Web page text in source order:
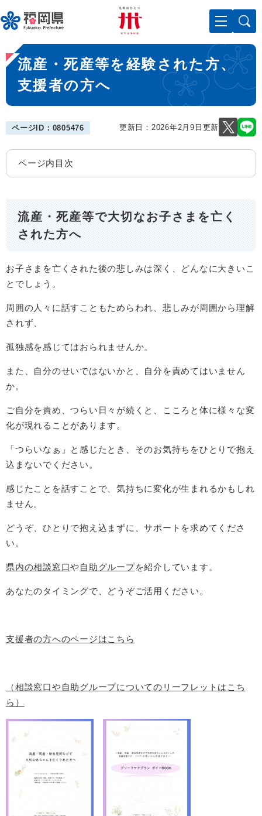
ー
ジ
先
頭
。
メニューを飛ばして本文へ
本
文
流産・死産等を経験された方、
支援者の方へ
ページID：0805476 更新日：2026年2月9日更新
ページ内目次
流産・死産等で大切なお子さまを亡く
された方へ
お子さまを亡くされた後の悲しみは深く、どんなに大きいこ
とでしょう。
周囲の人々に話すこともためらわれ、悲しみが周囲から理解
されず、
孤独感を感じてはおられませんか。
また、自分のせいではないかと、自分を責めてはいません
か。
ご自分を責め、つらい日々が続くと、こころと体に様々な変
化が現れることがあります。
「つらいなぁ」と感じたとき、そのお気持ちをひとりで抱え
込まないでください。
感じたことを話すことで、気持ちに変化が生まれるかもしれ
ません。
どうぞ、ひとりで抱え込まずに、サポートを求めてくださ
い。
県内の相談窓口や自助グループを紹介しています。
あなたのタイミングで、どうぞご活用ください。
支援者の方へのページはこちら
（相談窓口や自助グループについてのリーフレットはこち
ら）